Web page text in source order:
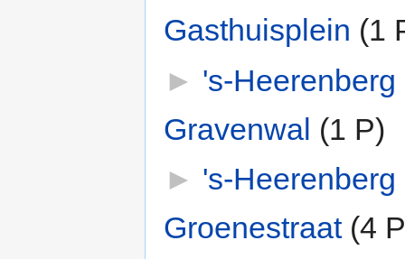
Gasthuisplein (1
► 's-Heerenberg
Gravenwal (1 P)
► 's-Heerenberg
Groenestraat‎ (4